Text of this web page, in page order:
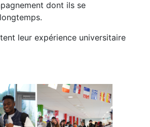
dont ils se
leur expérience universitaire